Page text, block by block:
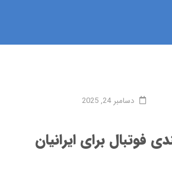
دسامبر 24, 2025
فوتبال برای ایرانیان